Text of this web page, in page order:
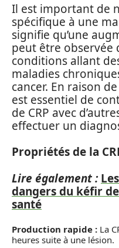
Il est important de
spécifique à une
signifie qu’une
peut être observée
conditions allant
maladies
cancer. En raison
est essentiel de
de CRP avec
effectuer un
Propriétés de la
Lire également :
dangers du kéfir
santé
Production rapide : La
heures suite à une lésion.